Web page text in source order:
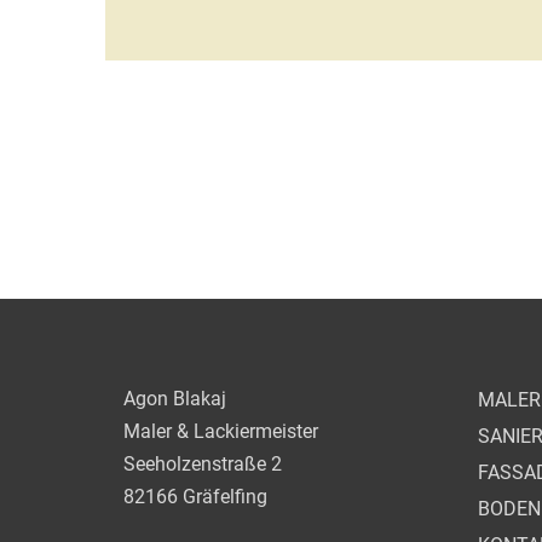
Agon Blakaj
Maler & Lackiermeister
Seeholzenstraße 2
82166 Gräfelfing
BODEN